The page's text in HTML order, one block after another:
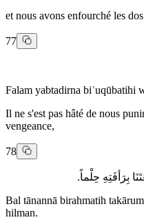
et nous avons enfourché les
77
Falam yabtadirna biʿuqūbatihi
Il ne s'est pas hâté de nous
vengeance,
78
بِرَأفَتِهِ حِلْماً.
Bal tānannā birahmatih
hilman.